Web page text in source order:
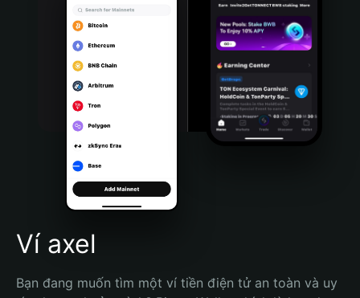
Português (Portugal)
Bahasa Indonesia
Português (Brasil)
Español (Argentina)
Ví axel
Bạn đang muốn tìm một ví tiền điện tử an toàn và uy